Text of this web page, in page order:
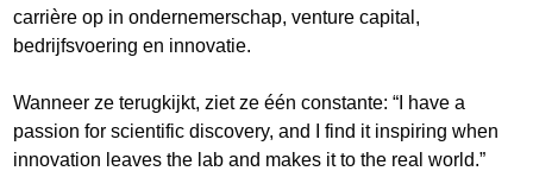
carrière op in ondernemerschap, venture capital,
bedrijfsvoering en innovatie.
Wanneer ze terugkijkt, ziet ze één constante: “I have a
passion for scientific discovery, and I find it inspiring when
innovation leaves the lab and makes it to the real world.”